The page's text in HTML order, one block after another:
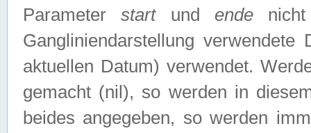
Parameterstartund endenicht
Gangliniendarstellung
aktuellen Datum) verwendet.
gemacht (nil), so werden in
beides angegeben, so werden